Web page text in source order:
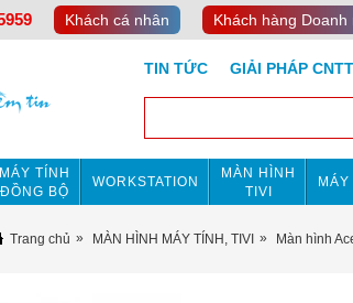
Khách cá nhân Khách hàng Doanh
TIN TỨC GIẢI PHÁP CNTT
MÁY TÍNH
ĐỒNG BỘ
WORKSTATION
MÀN HÌNH
TIVI
Trang chủ MÀN HÌNH MÁY TÍNH, TIVI Màn hình